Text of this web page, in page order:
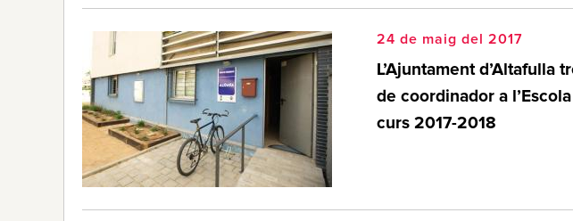
24 de maig del 2017
L’Ajuntament
de coordinador a
curs 2017-2018